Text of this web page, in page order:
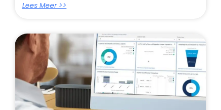
Lees Meer >>